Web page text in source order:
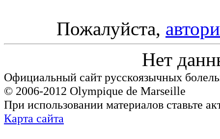
Пожалуйста,
Нет
Официальный сайт русскоязычных
© 2006-2012 Olympique de Marseille
При использовании материалов ставьте
Карта сайта